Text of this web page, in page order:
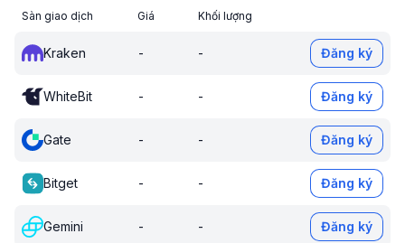
Sàn giao dịch Giá Khối lượng
Kraken - - Đăng ký
WhiteBit - - Đăng ký
Gate - - Đăng ký
Bitget - - Đăng ký
Gemini - - Đăng ký